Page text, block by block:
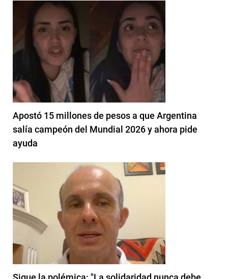
Apostó 15 millones de pesos a que Argentina
salía campeón del Mundial 2026 y ahora pide
ayuda